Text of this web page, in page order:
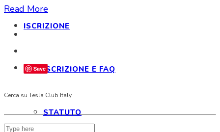
ISCRIZIONE
ISCRIZIONE E FAQ
STATUTO
Read More
Save
Cerca su Tesla Club Italy